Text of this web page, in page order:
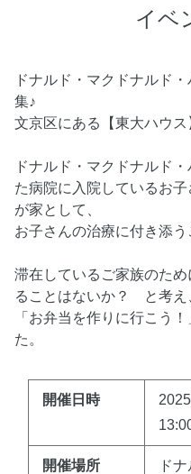
イベ
ドナルド・マクドナルド
集♪
文京区にある【東大ハウス
ドナルド・マクドナルド
た病院に入院しているお
が家として、
お子さんの治療に付き添う
滞在しているご家族のた
ることはないか？ と考え
「お弁当を作りに行こう
た。
開催日時
開催場所
ド